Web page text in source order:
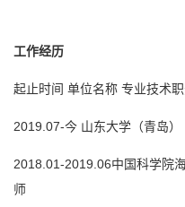
工作经历
起止时间 单位名称 专业技术
2019.07-今 山东大学（青岛
2018.01-2019.06中国科学院
师